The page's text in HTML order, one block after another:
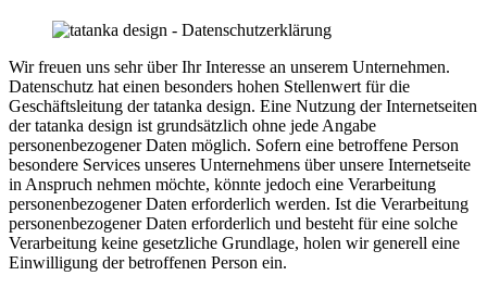
Wir freuen uns sehr über Ihr Interesse an unserem Unternehmen.
Datenschutz hat einen besonders hohen Stellenwert für die
Geschäftsleitung der tatanka design. Eine Nutzung der Internetseiten
der tatanka design ist grundsätzlich ohne jede Angabe
personenbezogener Daten möglich. Sofern eine betroffene Person
besondere Services unseres Unternehmens über unsere Internetseite
in Anspruch nehmen möchte, könnte jedoch eine Verarbeitung
personenbezogener Daten erforderlich werden. Ist die Verarbeitung
personenbezogener Daten erforderlich und besteht für eine solche
Verarbeitung keine gesetzliche Grundlage, holen wir generell eine
Einwilligung der betroffenen Person ein.